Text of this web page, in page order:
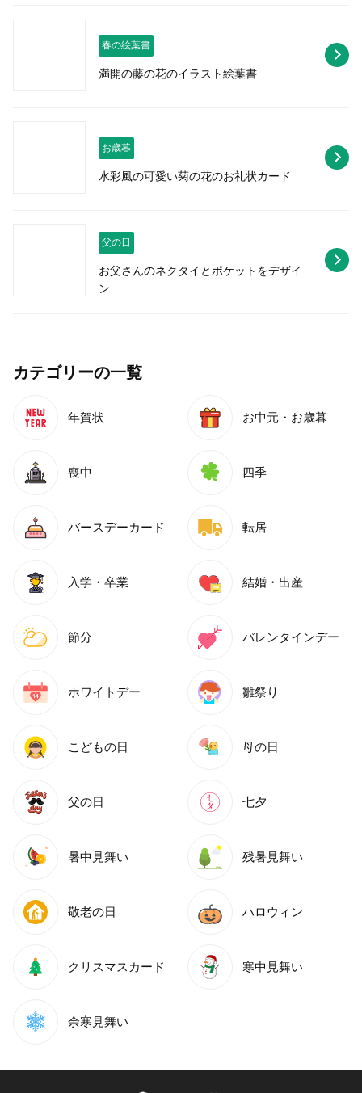
春の絵葉書
満開の藤の花のイラスト絵葉書
お歳暮
水彩風の可愛い菊の花のお礼状カード
父の日
お父さんのネクタイとポケットをデザイ
ン
カテゴリーの一覧
年賀状 お中元・お歳暮
喪中 四季
バースデーカード 転居
入学・卒業 結婚・出産
節分 バレンタインデー
ホワイトデー 雛祭り
こどもの日 母の日
父の日 七夕
暑中見舞い 残暑見舞い
敬老の日 ハロウィン
クリスマスカード 寒中見舞い
余寒見舞い